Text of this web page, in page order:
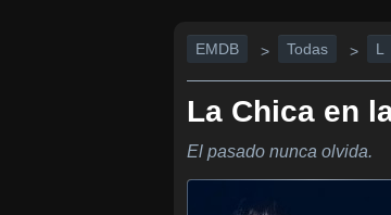
EMDB > Todas > L
La Chica en
El pasado nunca olvida.